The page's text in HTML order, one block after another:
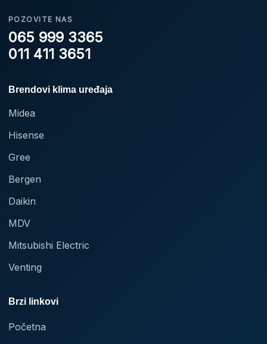
POZOVITE NAS
065 999 3365
011 411 3651
Brendovi klima uređaja
Midea
Hisense
Gree
Bergen
Daikin
MDV
Mitsubishi Electric
Venting
Brzi linkovi
Početna